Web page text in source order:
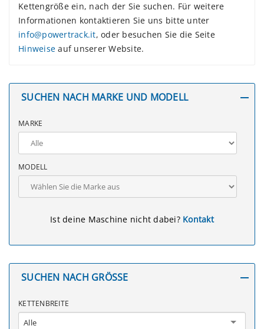
Kettengröße ein, nach der Sie suchen. Für weitere
Informationen kontaktieren Sie uns bitte unter
info@powertrack.it, oder besuchen Sie die Seite
Hinweise auf unserer Website.
SUCHEN NACH MARKE UND MODELL
MARKE
MODELL
Ist deine Maschine nicht dabei? Kontakt
SUCHEN NACH GRÖSSE
KETTENBREITE
Alle